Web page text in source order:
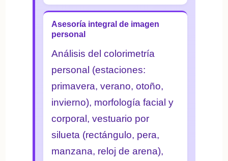
Asesoría integral de imagen
personal
Análisis del colorimetría
personal (estaciones:
primavera, verano, otoño,
invierno), morfología facial y
corporal, vestuario por
silueta (rectángulo, pera,
manzana, reloj de arena),